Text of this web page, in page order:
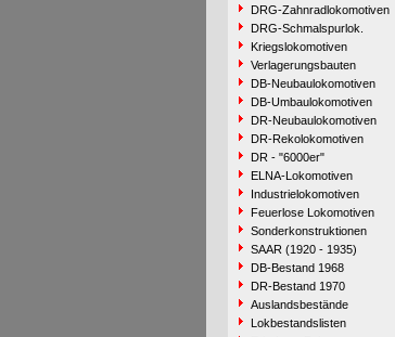
DRG-Zahnradlokomotiven
DRG-Schmalspurlok.
Kriegslokomotiven
Verlagerungsbauten
DB-Neubaulokomotiven
DB-Umbaulokomotiven
DR-Neubaulokomotiven
DR-Rekolokomotiven
DR - "6000er"
ELNA-Lokomotiven
Industrielokomotiven
Feuerlose Lokomotiven
Sonderkonstruktionen
SAAR (1920 - 1935)
DB-Bestand 1968
DR-Bestand 1970
Auslandsbestände
Lokbestandslisten